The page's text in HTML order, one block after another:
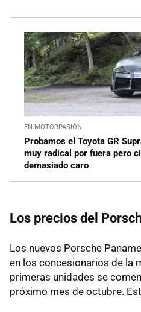
EN MOTORPASIÓN
Probamos el Toyota GR
muy radical por fuera pero
demasiado caro
Los precios del
Los nuevos Porsche
en los concesionarios de la
primeras unidades se
próximo mes de octubre.